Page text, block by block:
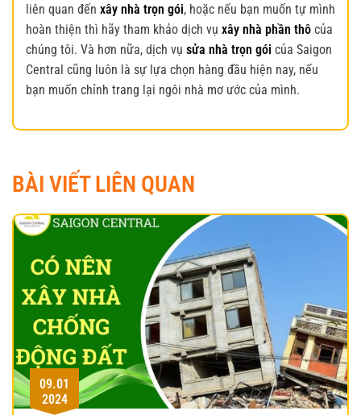
liên quan đến xây nhà trọn gói, hoặc nếu bạn muốn tự mình
hoàn thiện thì hãy tham khảo dịch vụ xây nhà phần thô của
chúng tôi. Và hơn nữa, dịch vụ sửa nhà trọn gói của Saigon
Central cũng luôn là sự lựa chọn hàng đầu hiện nay, nếu
bạn muốn chỉnh trang lại ngôi nhà mơ ước của mình.
BÀI VIẾT LIÊN QUAN
09.01
2024